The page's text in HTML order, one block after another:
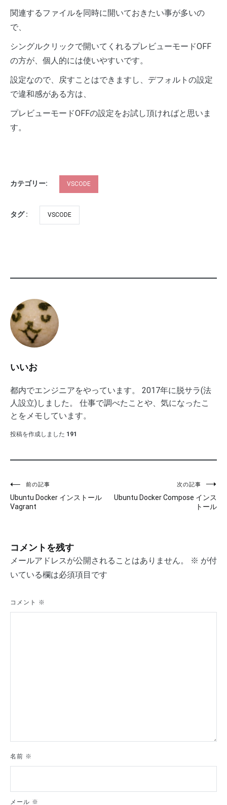
関連するファイルを同時に開いておきたい事が多いの
で、
シングルクリックで開いてくれるプレビューモードOFF
の方が、個人的には使いやすいです。
設定なので、戻すことはできますし、デフォルトの設定
で違和感がある方は、
プレビューモードOFFの設定をお試し頂ければと思いま
す。
カテゴリー: VSCODE
タグ : VSCODE
いいお
都内でエンジニアをやっています。 2017年に脱サラ(法
人設立)しました。 仕事で調べたことや、気になったこ
とをメモしています。
投稿を作成しました 191
投
稿
ビ
ゲ
ー
シ
ョ
前の記事
Ubuntu Docker インストール
Vagrant
次の記事
Ubuntu Docker Compose インス
トール
コメントを残す
メールアドレスが公開されることはありません。 ※ が付
いている欄は必須項目です
コメント ※
名前 ※
メール ※